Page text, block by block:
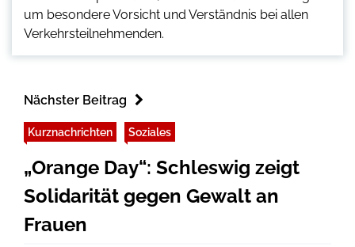
um besondere Vorsicht und Verständnis bei allen
Verkehrsteilnehmenden.
Nächster Beitrag
Kurznachrichten Soziales
„Orange Day“: Schleswig zeigt
Solidarität gegen Gewalt an
Frauen